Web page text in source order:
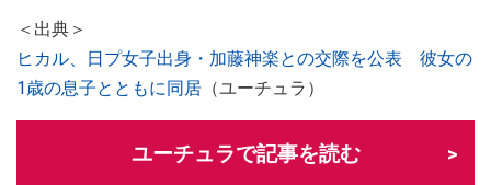
＜出典＞
ヒカル、日プ女子出身・加藤神楽との交際を公表 彼女の
1歳の息子とともに同居 （ユーチュラ）
ユーチュラで記事を読む